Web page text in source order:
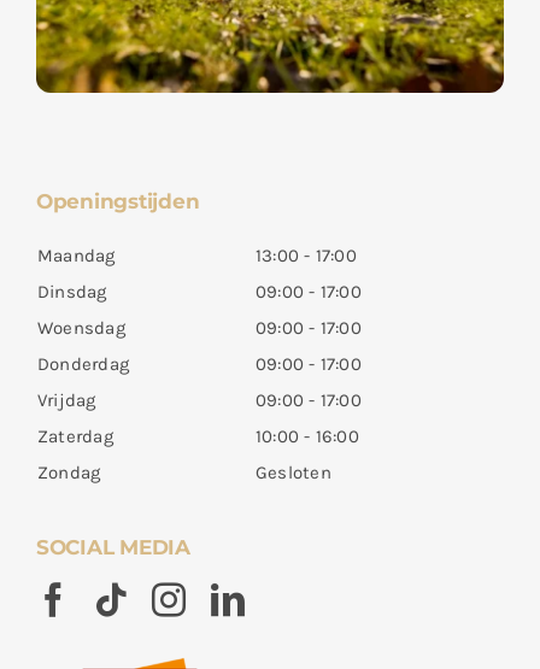
Openingstijden
Maandag
13:00 - 17:00
Dinsdag
09:00 - 17:00
Woensdag
09:00 - 17:00
Donderdag
09:00 - 17:00
Vrijdag
09:00 - 17:00
Zaterdag
10:00 - 16:00
Zondag
Gesloten
SOCIAL MEDIA